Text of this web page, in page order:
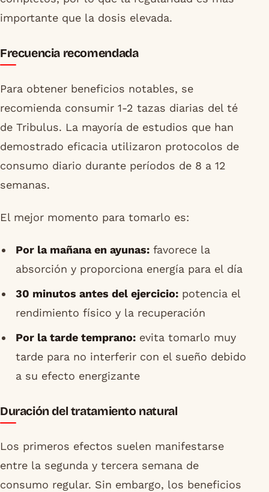
importante que la dosis elevada.
Frecuencia recomendada
Para obtener beneficios notables, se
recomienda consumir 1-2 tazas diarias del té
de Tribulus. La mayoría de estudios que han
demostrado eficacia utilizaron protocolos de
consumo diario durante períodos de 8 a 12
semanas.
El mejor momento para tomarlo es:
Por la mañana en ayunas:favorece la
absorción y proporciona energía para el día
30 minutos antes del ejercicio:potencia el
rendimiento físico y la recuperación
Por la tarde temprano:evita tomarlo muy
tarde para no interferir con el sueño debido
a su efecto energizante
Duración del tratamiento natural
Los primeros efectos suelen manifestarse
entre la segunda y tercera semana de
consumo regular. Sin embargo, los beneficios